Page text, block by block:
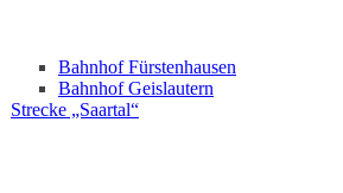
Bahnhof Fürstenhausen
Bahnhof Geislautern
Strecke „Saartal“